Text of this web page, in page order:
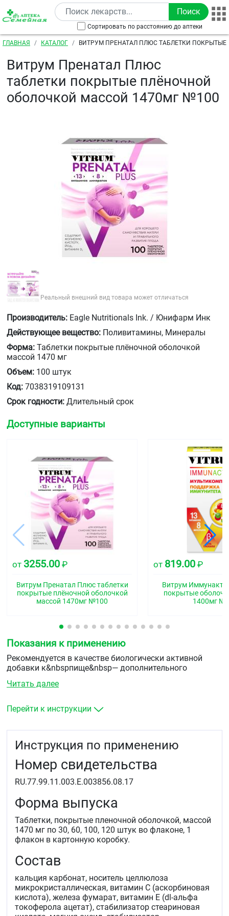
Перейти к основному содержанию
Сортировать по расстоянию до аптеки
Строка навигации
ГЛАВНАЯ КАТАЛОГ
ВИТРУМ ПРЕНАТАЛ ПЛЮС ТАБЛЕТКИ
Витрум Пренатал Плюс
таблетки покрытые плёночной
оболочкой массой 1470мг №100
Реальный внешний вид товара может отличаться
Производитель: Eagle Nutritionals Ink. / Юнифарм Инк
Действующее вещество: Поливитамины, Минералы
Форма: Таблетки покрытые плёночной оболочкой
массой 1470 мг
Объем: 100 штук
Код: 7038319109131
Срок годности: Длительный срок
Доступные варианты
от 3255.00 ₽
Витрум Пренатал Плюс таблетки
покрытые плёночной оболочкой
массой 1470мг №100
от 819.00 ₽
Витрум
покрытые
1400мг
Показания к применению
Рекомендуется в качестве биологически активной
добавки к&nbspпище&nbsp— дополнительного
ниацина, фолиевой кислоты, биотина минеральных
селена, содержащей кальций для беременных
и&nbspправильного развития плода.
Восполнение недостатка витаминов и&nbspминералов
во&nbspвремя беременности, а&nbspтакже снижение
риска развития гиповитаминозов и&nbspнедостатка
и&nbspв&nbspпериод кормления Снижение риска
развития железодефицитной анемии
у&nbspбеременных и&nbspдефицита йода
в&nbspорганизме матери и&nbspплода.
планирования беременности либо как можно раньше
в&nbspпроцессе беременности, а&nbspтакже
продолжить в&nbspпослеродовый период
и&nbspпериод грудного вскармливания.
Читать далее
Перейти к инструкции
Инструкция по применению
Номер свидетельства
RU.77.99.11.003.Е.003856.08.17
Форма выпуска
Таблетки, покрытые пленочной оболочкой, массой
1470 мг по 30, 60, 100, 120 штук во флаконе, 1
флакон в картонную коробку.
Состав
кальция карбонат, носитель целлюлоза
микрокристаллическая, витамин С (аскорбиновая
кислота), железа фумарат, витамин Е (dl-альфа
токоферола ацетат), стабилизатор стеариновая